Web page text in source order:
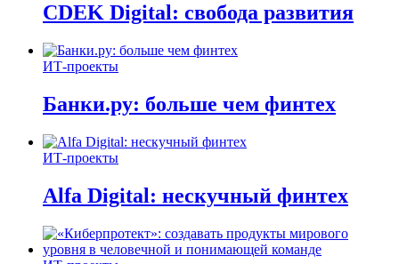
CDEK Digital: свобода развития
ИТ-проекты
Банки.ру: больше чем финтех
ИТ-проекты
Alfa Digital: нескучный финтех